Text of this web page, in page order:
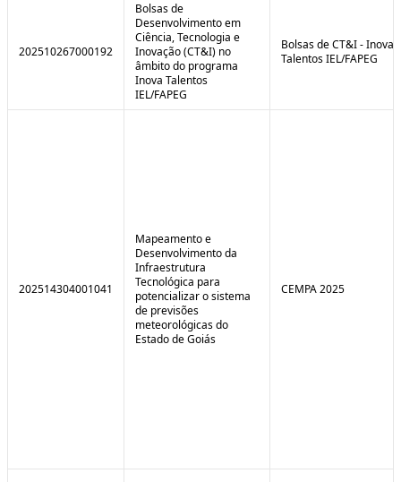
202510267000192
Bolsas de
Desenvolvimento em
Ciência, Tecnologia e
Inovação (CT&I) no
âmbito do programa
Inova Talentos
IEL/FAPEG
Bolsas de CT&I - Inova
Talentos IEL/FAPEG
202514304001041
Mapeamento e
Desenvolvimento da
Infraestrutura
Tecnológica para
potencializar o sistema
de previsões
meteorológicas do
Estado de Goiás
CEMPA 2025